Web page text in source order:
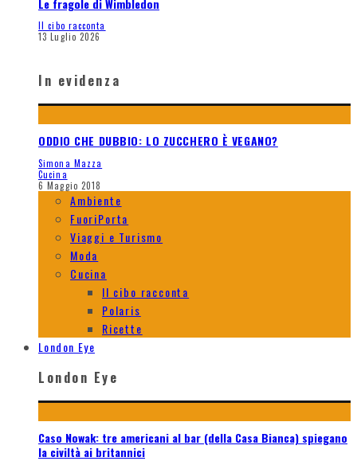
Le fragole di Wimbledon
Il cibo racconta
13 Luglio 2026
In evidenza
ODDIO CHE DUBBIO: LO ZUCCHERO È VEGANO?
Simona Mazza
Cucina
6 Maggio 2018
Ambiente
FuoriPorta
Viaggi e Turismo
Moda
Cucina
Il cibo racconta
Polaris
Ricette
London Eye
London Eye
Caso Nowak: tre americani al bar (della Casa Bianca) spiegano
la civiltà ai britannici